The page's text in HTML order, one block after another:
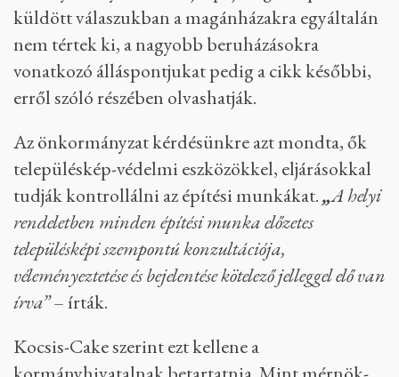
Kocsis-Cake Olivio, a Párbeszéd Magyarországért politikusa – Fotó:
mennyire látják összhangban a beruházásokat
Tihannyal, hogy lehet ezt összeegyeztetni a
környezettel, és hogy nem tartanak-e attól, hogy
károsodhat a Balaton vízminősége, hogy sérül
Tihany környezete és tájképi jellege. Lapunknak
küldött válaszukban a magánházakra egyáltalán
nem tértek ki, a nagyobb beruházásokra
vonatkozó álláspontjukat pedig a cikk későbbi,
erről szóló részében olvashatják.